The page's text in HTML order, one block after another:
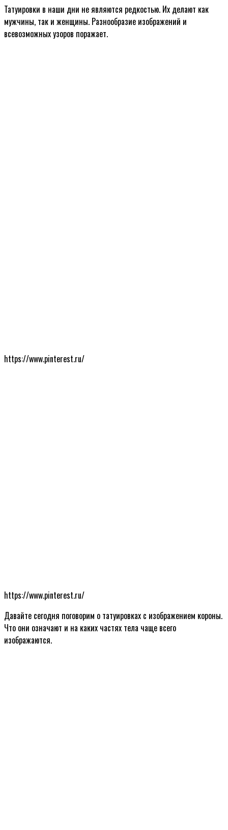
Татуировки в наши дни не являются редкостью. Их делают как
мужчины, так и женщины. Разнообразие изображений и
всевозможных узоров поражает.
https://www.pinterest.ru/
https://www.pinterest.ru/
Давайте сегодня поговорим о татуировках с изображением короны.
Что они означают и на каких частях тела чаще всего
изображаются.